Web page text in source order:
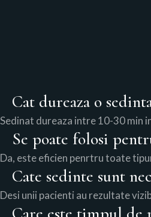
Cat dureaza o
Sedinat dureaza intre 10-30 min
Se poate folosi
Da, este eficien penrtru toate
Cate sedinte sunt
Desi unii pacienti au rezultate